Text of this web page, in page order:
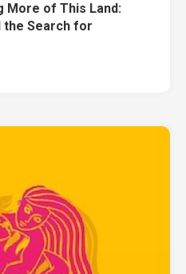
More of This Land:
the Search for